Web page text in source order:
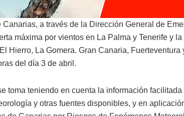
Canarias, a través de la Dirección General de
máxima por vientos en La Palma y Tenerife y
Hierro, La Gomera. Gran Canaria, Fuerteventura
del día 3 de abril.
toma teniendo en cuenta la información
y otras fuentes disponibles, y en